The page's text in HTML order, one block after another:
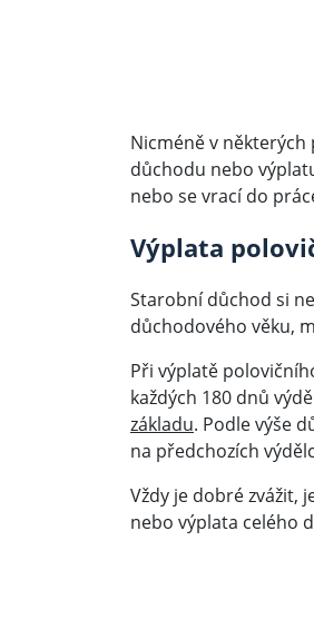
Nicméně v
důchodu nebo
nebo se vrací do
Výplata
Starobní důchod si
důchodového věku,
Při výplatě
každých 180 dnů
základu. Podle výše
na předchozích
Vždy je dobré zvážit,
nebo výplata celého